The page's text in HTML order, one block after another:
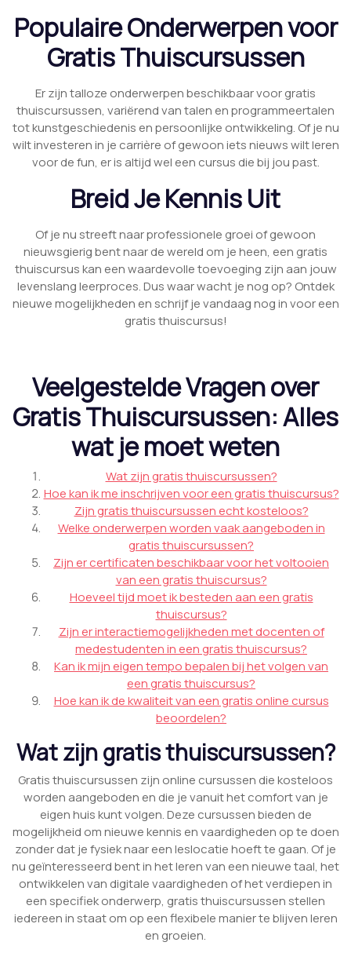
Populaire Onderwerpen voor
Gratis Thuiscursussen
Er zijn talloze onderwerpen beschikbaar voor gratis
thuiscursussen, variërend van talen en programmeertalen
tot kunstgeschiedenis en persoonlijke ontwikkeling. Of je nu
wilt investeren in je carrière of gewoon iets nieuws wilt leren
voor de fun, er is altijd wel een cursus die bij jou past.
Breid Je Kennis Uit
Of je nu streeft naar professionele groei of gewoon
nieuwsgierig bent naar de wereld om je heen, een gratis
thuiscursus kan een waardevolle toevoeging zijn aan jouw
levenslang leerproces. Dus waar wacht je nog op? Ontdek
nieuwe mogelijkheden en schrijf je vandaag nog in voor een
gratis thuiscursus!
Veelgestelde Vragen over
Gratis Thuiscursussen: Alles
wat je moet weten
Wat zijn gratis thuiscursussen?
Hoe kan ik me inschrijven voor een gratis thuiscursus?
Zijn gratis thuiscursussen echt kosteloos?
Welke onderwerpen worden vaak aangeboden in
gratis thuiscursussen?
Zijn er certificaten beschikbaar voor het voltooien
van een gratis thuiscursus?
Hoeveel tijd moet ik besteden aan een gratis
thuiscursus?
Zijn er interactiemogelijkheden met docenten of
medestudenten in een gratis thuiscursus?
Kan ik mijn eigen tempo bepalen bij het volgen van
een gratis thuiscursus?
Hoe kan ik de kwaliteit van een gratis online cursus
beoordelen?
Wat zijn gratis thuiscursussen?
Gratis thuiscursussen zijn online cursussen die kosteloos
worden aangeboden en die je vanuit het comfort van je
eigen huis kunt volgen. Deze cursussen bieden de
mogelijkheid om nieuwe kennis en vaardigheden op te doen
zonder dat je fysiek naar een leslocatie hoeft te gaan. Of je
nu geïnteresseerd bent in het leren van een nieuwe taal, het
ontwikkelen van digitale vaardigheden of het verdiepen in
een specifiek onderwerp, gratis thuiscursussen stellen
iedereen in staat om op een flexibele manier te blijven leren
en groeien.